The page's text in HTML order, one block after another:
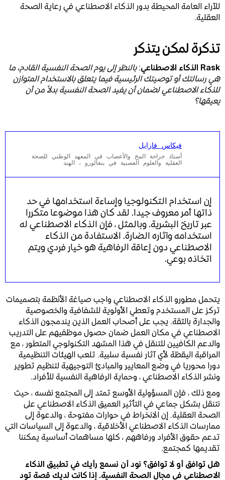
للآراء العامة المحيطة بدور الذكاء الاصطناعي في رعاية الصحة
العقلية.
تذكرة لمكن يتذكر
Rask الذكاء الاصطناعي :بالنظر إلى يوم الصحة النفسية القادم، ما
هي رسالتك أو توصيتك الرئيسية فيما يتعلق بالاستخدام المتوازن
للذكاء الاصطناعي لضمان أن يفيد الصحة النفسية بدلاً من أن
يعيقها؟
فيكاس فازايل
أستاذ جراحة المخ والأعصاب في المعهد الوطني للصحة
العقلية والعلوم العصبية في بنغالورو ، الهند
إن استخدام التكنولوجيا وإساءة استخدامها في حد
ذاتها أمر معروف جيدا. لقد كان هذا موضوعا متكررا
عبر تاريخ البشرية. وبالمثل ، فإن الذكاء الاصطناعي له
استخدامه وآثاره الضارة. الاستفادة من الذكاء
الاصطناعي دون إعاقة الرفاهية هو خيار فردي ويتم
اتخاذه بوعي.
يتحمل مطورو الذكاء الاصطناعي واجب صياغة الأنظمة بتصميمات
تركز على المستخدم وتعطي الأولوية للشفافية والخصوصية
والجدارة بالثقة. يجب على أصحاب العمل الذين يندمجون الذكاء
الاصطناعي في مكان العمل ضمان حصول موظفيهم على التدريب
والدعم الكافيين للتنقل في هذا المشهد التكنولوجي المتطور ، مع
المراقبة اليقظة لأي آثار نفسية سلبية. تلعب الهيئات التنظيمية
دورا محوريا في وضع المعايير والمبادئ التوجيهية لتنظيم تطوير
ونشر الذكاء الاصطناعي ، وحماية الرفاهية النفسية للأفراد.
ومع ذلك ، فإن المسؤولية الأوسع تمتد إلى المجتمع نفسه ، حيث
نتنقل بشكل جماعي في التأثير العميق الذكاء الاصطناعي على
الصحة العقلية. إن الانخراط في حوارات مفتوحة ، والدعوة إلى
ممارسات الذكاء الاصطناعي الأخلاقية ، والدعوة إلى السياسات التي
تدعم حقوق الأفراد ورفاههم ، كلها مساهمات أساسية يمكننا
تقديمها كمجتمع.
هل توافق أو لا توافق؟ نود أن نسمع رأيك في تطبيق الذكاء
الاصطناعي في مجال الصحة النفسية. إذا كانت لديك قصة تود